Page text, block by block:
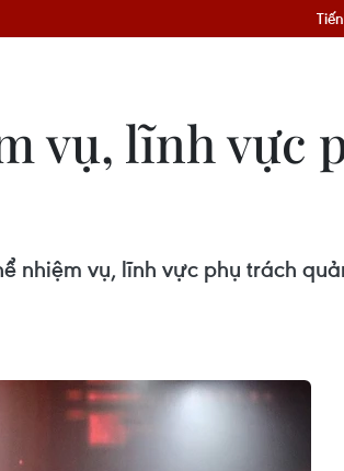
vụ, lĩnh vực
nhiệm vụ, lĩnh vực phụ trách